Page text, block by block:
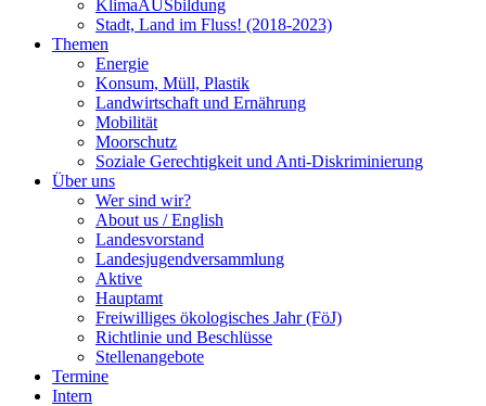
KlimaAUSbildung
Stadt, Land im Fluss! (2018-2023)
Themen
Energie
Konsum, Müll, Plastik
Landwirtschaft und Ernährung
Mobilität
Moorschutz
Soziale Gerechtigkeit und Anti-Diskriminierung
Über uns
Wer sind wir?
About us / English
Landesvorstand
Landesjugendversammlung
Aktive
Hauptamt
Freiwilliges ökologisches Jahr (FöJ)
Richtlinie und Beschlüsse
Stellenangebote
Termine
Intern